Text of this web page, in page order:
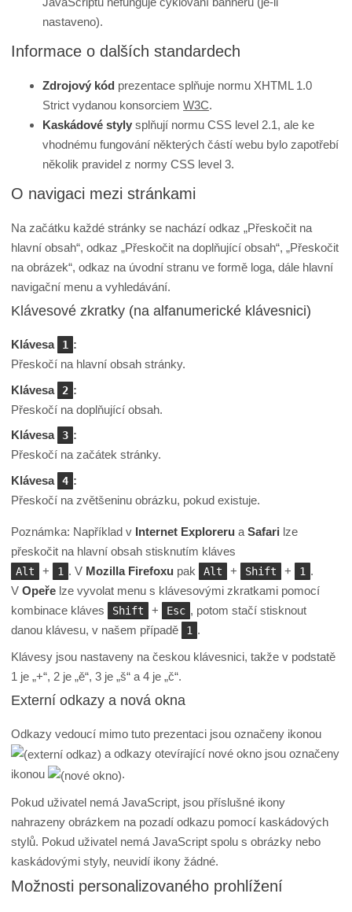
nastaveno).
Informace o dalších standardech
Zdrojový kód prezentace splňuje normu XHTML 1.0
Strict vydanou konsorciemW3C.
Kaskádové styly splňují normu CSS level 2.1, ale ke
vhodnému fungování některých částí webu bylo zapotřebí
několik pravidel z normy CSS level 3.
O navigaci mezi stránkami
Na začátku každé stránky se nachází odkaz „Přeskočit na
hlavní obsah“, odkaz „Přeskočit na doplňující obsah“, „Přeskočit
na obrázek“, odkaz na úvodní stranu ve formě loga, dále hlavní
navigační menu a vyhledávání.
Klávesové zkratky (na alfanumerické klávesnici)
Klávesa 1 :
Přeskočí na hlavní obsah stránky.
Klávesa
2 :
Přeskočí na doplňující obsah.
Klávesa 3 :
Přeskočí na začátek stránky.
Klávesa 4 :
Přeskočí na zvětšeninu obrázku, pokud existuje.
Poznámka: Například v Internet Exploreru aSafari lze
přeskočit na hlavní obsah stisknutím kláves
Alt + 1 . V Mozilla Firefoxu pak Alt + Shift + 1 .
VOpeře lze vyvolat menu s klávesovými zkratkami pomocí
kombinace kláves
Shift + Esc , potom stačí stisknout
danou klávesu, v našem případě
1 .
Klávesy jsou nastaveny na českou klávesnici, takže v podstatě
1 je „+“, 2 je „ě“, 3 je „š“ a 4 je „č“.
Externí odkazy a nová okna
Odkazy vedoucí mimo tuto prezentaci jsou označeny ikonou
a odkazy otevírající nové okno jsou označeny
ikonou
.
Pokud uživatel nemá JavaScript, jsou příslušné ikony
nahrazeny obrázkem na pozadí odkazu pomocí kaskádových
stylů. Pokud uživatel nemá JavaScript spolu s obrázky nebo
kaskádovými styly, neuvidí ikony žádné.
Možnosti personalizovaného prohlížení